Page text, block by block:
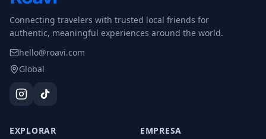
Connecting travelers with trusted local friends for
authentic, meaningful experiences around the world.
hello@roavi.com
Global
EXPLORAR
EMPRESA